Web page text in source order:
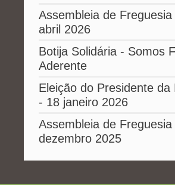
Assembleia de
abril 2026
Botija Solidária - Somos
Aderente
Eleição do Presidente da
- 18 janeiro 2026
Assembleia de
dezembro 2025